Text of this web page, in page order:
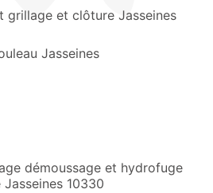
grillage et clôture Jasseines
Jasseines
démoussage et hydrofuge
10330